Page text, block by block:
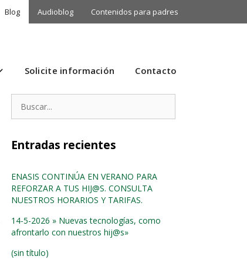
Blog Audioblog Contenidos para padres
Solicite información Contacto
Entradas recientes
ENASIS CONTINÚA EN VERANO PARA
REFORZAR A TUS HIJ@S. CONSULTA
NUESTROS HORARIOS Y TARIFAS.
14-5-2026 » Nuevas tecnologías, como
afrontarlo con nuestros hij@s»
(sin título)